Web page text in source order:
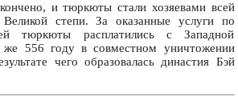
и тюркюты стали хозяевами всей
степи. За оказанные услуги по
тюркюты расплатились с Западной
556 году в совместном уничтожении
чего образовалась династия Бэй